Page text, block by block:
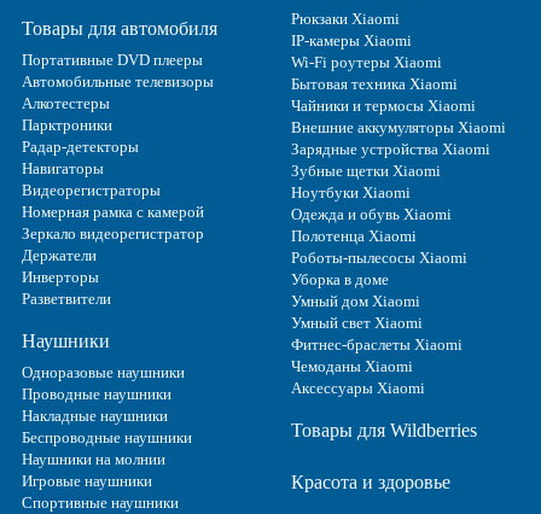
Товары для автомобиля
Портативные DVD плееры
Автомобильные телевизоры
Алкотестеры
Парктроники
Радар-детекторы
Навигаторы
Видеорегистраторы
Номерная рамка с камерой
Зеркало видеорегистратор
Держатели
Инверторы
Разветвители
Наушники
Одноразовые наушники
Проводные наушники
Накладные наушники
Беспроводные наушники
Наушники на молнии
Игровые наушники
Спортивные наушники
Рюкзаки Xiaomi
IP-камеры Xiaomi
Wi-Fi роутеры Xiaomi
Бытовая техника Xiaomi
Чайники и термосы Xiaomi
Внешние аккумуляторы Xiaomi
Зарядные устройства Xiaomi
Зубные щетки Xiaomi
Ноутбуки Xiaomi
Одежда и обувь Xiaomi
Полотенца Xiaomi
Роботы-пылесосы Xiaomi
Уборка в доме
Умный дом Xiaomi
Умный свет Xiaomi
Фитнес-браслеты Xiaomi
Чемоданы Xiaomi
Аксессуары Xiaomi
Товары для Wildberries
Красота и здоровье